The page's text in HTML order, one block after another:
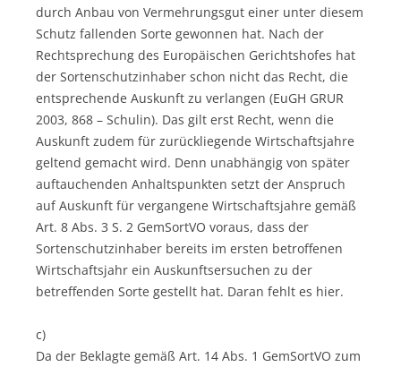
durch Anbau von Vermehrungsgut einer unter diesem
Schutz fallenden Sorte gewonnen hat. Nach der
Rechtsprechung des Europäischen Gerichtshofes hat
der Sortenschutzinhaber schon nicht das Recht, die
entsprechende Auskunft zu verlangen (EuGH GRUR
2003, 868 – Schulin). Das gilt erst Recht, wenn die
Auskunft zudem für zurückliegende Wirtschaftsjahre
geltend gemacht wird. Denn unabhängig von später
auftauchenden Anhaltspunkten setzt der Anspruch
auf Auskunft für vergangene Wirtschaftsjahre gemäß
Art. 8 Abs. 3 S. 2 GemSortVO voraus, dass der
Sortenschutzinhaber bereits im ersten betroffenen
Wirtschaftsjahr ein Auskunftsersuchen zu der
betreffenden Sorte gestellt hat. Daran fehlt es hier.
c)
Da der Beklagte gemäß Art. 14 Abs. 1 GemSortVO zum